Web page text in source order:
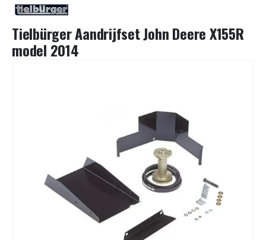
Tielbürger Aandrijfset John Deere X155R
model 2014